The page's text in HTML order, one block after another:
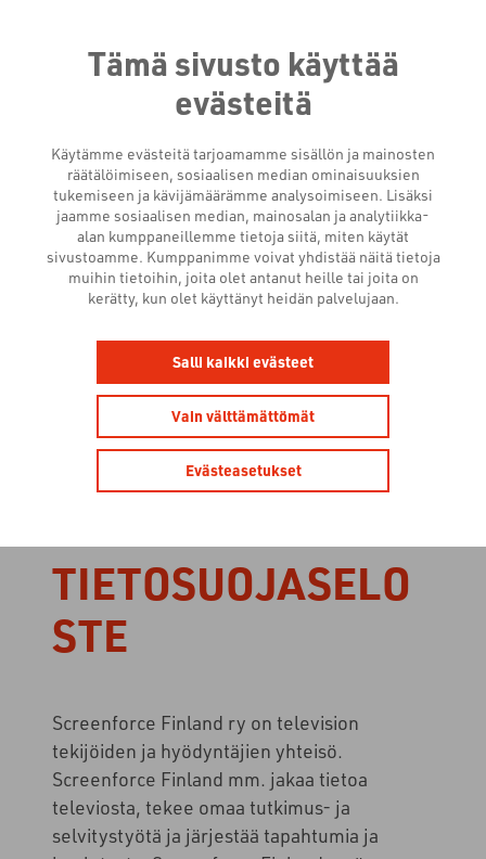
Tämä sivusto käyttää
evästeitä
Käytämme evästeitä tarjoamamme sisällön ja mainosten
räätälöimiseen, sosiaalisen median ominaisuuksien
tukemiseen ja kävijämäärämme analysoimiseen. Lisäksi
jaamme sosiaalisen median, mainosalan ja analytiikka-
alan kumppaneillemme tietoja siitä, miten käytät
sivustoamme. Kumppanimme voivat yhdistää näitä tietoja
muihin tietoihin, joita olet antanut heille tai joita on
kerätty, kun olet käyttänyt heidän palvelujaan.
Salli kaikki evästeet
Vain välttämättömät
Evästeasetukset
TIETOSUOJASELO
STE
Screenforce Finland ry on television
tekijöiden ja hyödyntäjien yhteisö.
Screenforce Finland mm. jakaa tietoa
televiosta, tekee omaa tutkimus- ja
selvitystyötä ja järjestää tapahtumia ja